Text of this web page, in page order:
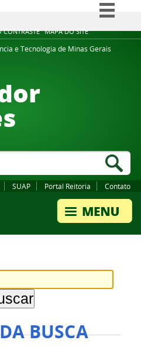
CONTRASTE MAPA DO SITE
Simplifique!
Comunica BR
e Tecnologia de Minas Gerais
SUAP Portal Reitoria Contato
BUSCA